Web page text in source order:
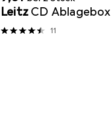
Leitz CD Ablagebox
11